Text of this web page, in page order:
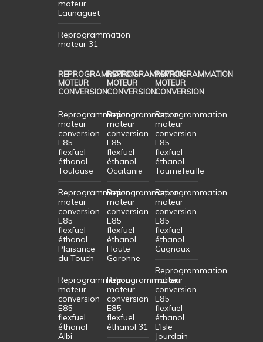
moteur
Launaguet
Reprogrammation
moteur 31
REPROGRAMMATION
MOTEUR
CONVERSION
Reprogrammation
moteur
conversion
E85
flexfuel
éthanol
Toulouse
Reprogrammation
moteur
conversion
E85
flexfuel
éthanol
Plaisance
du Touch
Reprogrammation
moteur
conversion
E85
flexfuel
éthanol
Albi
REPROGRAMMATION
MOTEUR
CONVERSION
Reprogrammation
moteur
conversion
E85
flexfuel
éthanol
Occitanie
Reprogrammation
moteur
conversion
E85
flexfuel
éthanol
Haute
Garonne
Reprogrammation
moteur
conversion
E85
flexfuel
éthanol 31
REPROGRAMMATION
MOTEUR
CONVERSION
Reprogrammation
moteur
conversion
E85
flexfuel
éthanol
Tournefeuille
Reprogrammation
moteur
conversion
E85
flexfuel
éthanol
Cugnaux
Reprogrammation
moteur
conversion
E85
flexfuel
éthanol
L’Isle
Jourdain